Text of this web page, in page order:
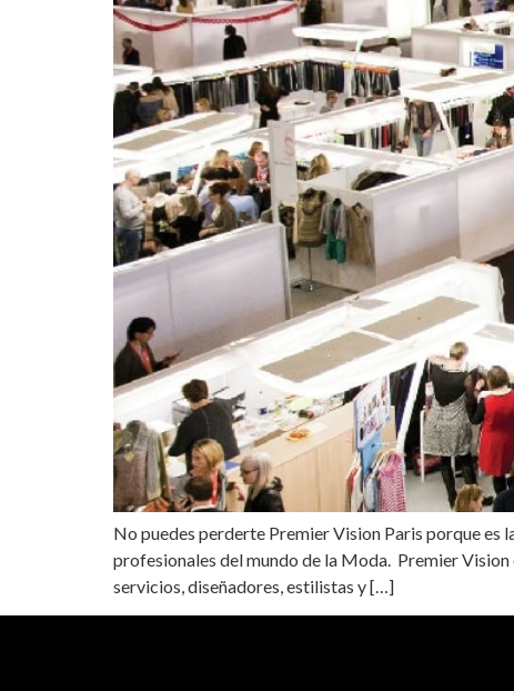
No puedes perderte Premier Vision Paris porque es
profesionales del mundo de la Moda. Premier
servicios, diseñadores, estilistas y […]